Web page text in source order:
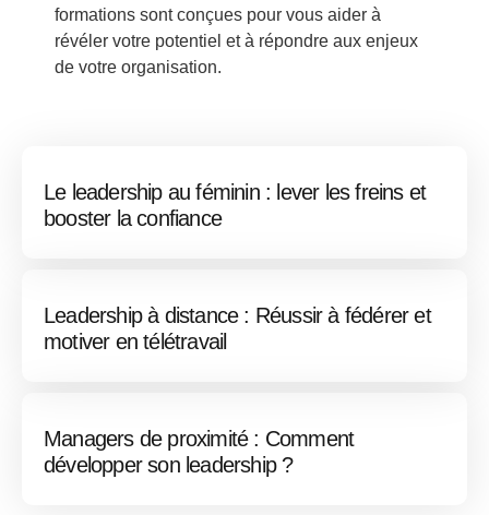
formations sont conçues pour vous aider à
révéler votre potentiel et à répondre aux enjeux
de votre organisation.
Le leadership au féminin : lever les freins et
booster la confiance
Leadership à distance : Réussir à fédérer et
motiver en télétravail
Managers de proximité : Comment
développer son leadership ?